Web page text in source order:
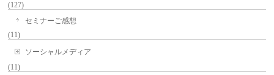
(127)
セミナーご感想
(11)
ソーシャルメディア
(11)